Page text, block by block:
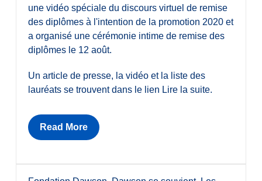
une vidéo spéciale du discours virtuel de remise
des diplômes à l'intention de la promotion 2020 et
a organisé une cérémonie intime de remise des
diplômes le 12 août.
Un article de presse, la vidéo et la liste des
lauréats se trouvent dans le lien Lire la suite.
Read More